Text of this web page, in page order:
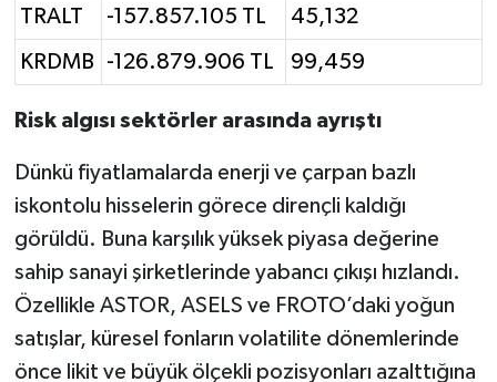
TRALT -157.857.105 TL 45,132
KRDMB -126.879.906 TL 99,459
Risk algısı sektörler arasında ayrıştı
Dünkü fiyatlamalarda enerji ve çarpan bazlı
iskontolu hisselerin görece dirençli kaldığı
görüldü. Buna karşılık yüksek piyasa değerine
sahip sanayi şirketlerinde yabancı çıkışı hızlandı.
Özellikle ASTOR, ASELS ve FROTO’daki yoğun
satışlar, küresel fonların volatilite dönemlerinde
önce likit ve büyük ölçekli pozisyonları azalttığına